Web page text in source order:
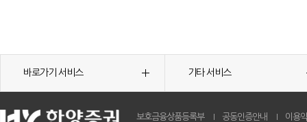
바로가기 서비스 기타 서비스
보호금융상품등록부 공동인증안내 이용